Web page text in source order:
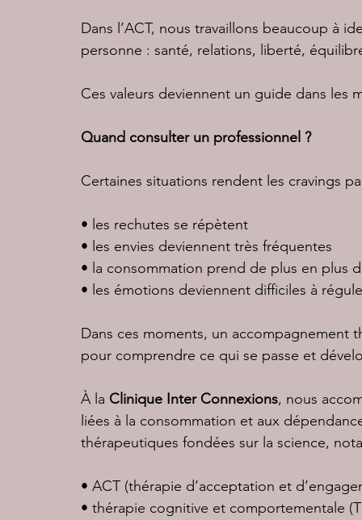
Dans l’ACT, nous travaillons beaucoup à
personne : santé, relations, liberté,
Ces valeurs deviennent un guide dans les
Quand consulter un professionnel ?
Certaines situations rendent les cravings
• les rechutes se répètent
• les envies deviennent très fréquentes
• la consommation prend de plus en plus
• les émotions deviennent difficiles à
Dans ces moments, un
pour comprendre ce qui se passe et
À la Clinique Inter Connexions, nous
liées à la consommation et aux
thérapeutiques fondées sur la science,
• ACT (thérapie d’acceptation et
• thérapie cognitive et comportementale